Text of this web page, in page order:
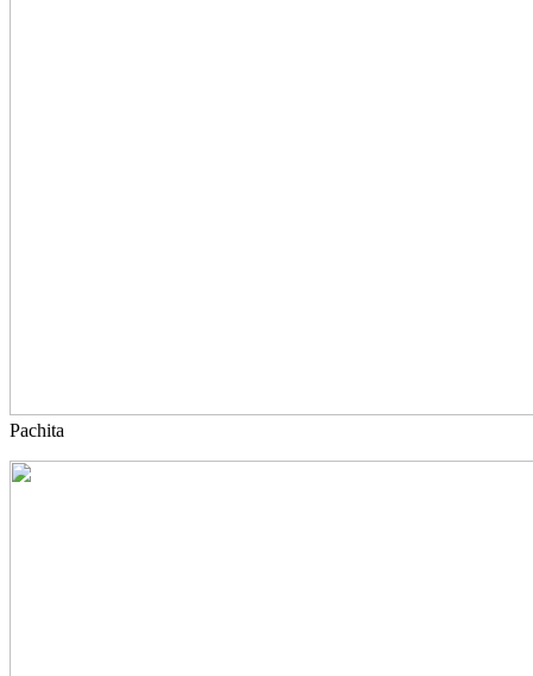
Pachita